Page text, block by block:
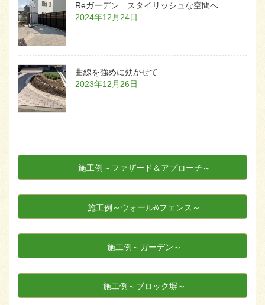
Reガーデン スタイリッシュな空間へ
2024年12月24日
曲線を強めに効かせて
2023年12月26日
施工例～ファザード＆アプローチ～
施工例～ウォール&フェンス～
施工例～ガーデン～
施工例～ブロック塀～